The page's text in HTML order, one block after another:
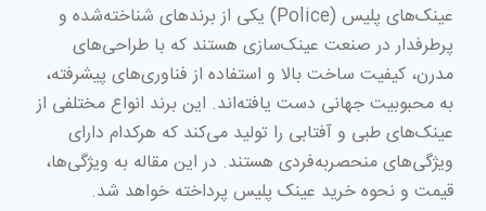
عینک‌های پلیس (Police) یکی از برندهای شناخته‌شده و
پرطرفدار در صنعت عینک‌سازی هستند که با طراحی‌های
مدرن، کیفیت ساخت بالا و استفاده از فناوری‌های پیشرفته،
به محبوبیت جهانی دست یافته‌اند. این برند انواع مختلفی از
عینک‌های طبی و آفتابی را تولید می‌کند که هرکدام دارای
ویژگی‌های منحصربه‌فردی هستند. در این مقاله به ویژگی‌ها،
قیمت و نحوه خرید عینک‌ پلیس پرداخته خواهد شد.